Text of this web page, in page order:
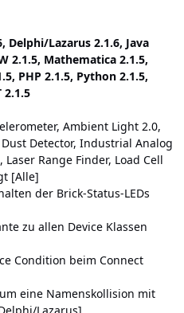
Delphi/Lazarus 2.1.6, Java
2.1.5, Mathematica 2.1.5,
PHP 2.1.5, Python 2.1.5,
2.1.5
Ambient Light 2.0,
Detector, Industrial Analog
Range Finder, Load Cell
[Alle]
der Brick-Status-LEDs
zu allen Device Klassen
Condition beim Connect
eine Namenskollision mit